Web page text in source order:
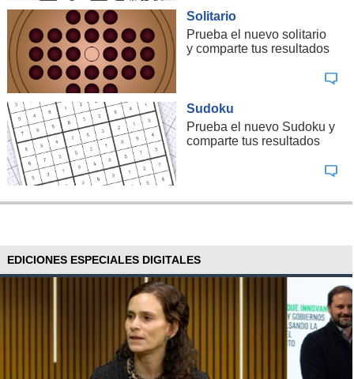
Solitario
Prueba el nuevo solitario
y comparte tus resultados
Sudoku
Prueba el nuevo Sudoku y
comparte tus resultados
EDICIONES ESPECIALES DIGITALES